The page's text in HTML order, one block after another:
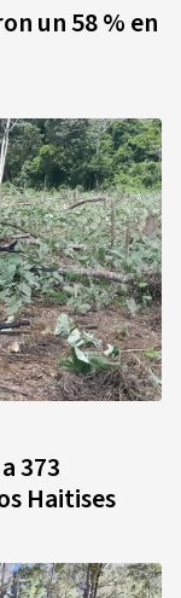
un 58 % en
373
Haitises